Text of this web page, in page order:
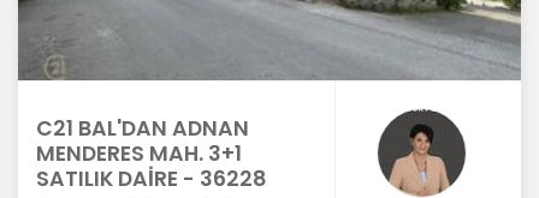
C21 BAL'DAN ADNAN
MENDERES MAH. 3+1
SATILIK DAİRE - 36228